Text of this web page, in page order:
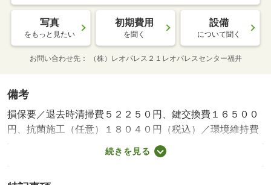
写真
をもっと見たい
初期費用
を聞く
設備
について聞く
お問い合わせ先 （株）レオパレス２１レオパレスセンター福井
備考
損保要／退去時清掃費５２２５０円、鍵交換費１６５００
円、抗菌施工（任意）１８０４０円（税込）／環境維持費
５５０円／月、更新手数料１６５００円／２年（税込）／
保証会社利用必：保証料：８３３９０円（契約内容により
続きを見る